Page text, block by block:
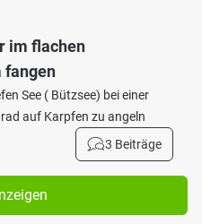
im flachen
fangen
See ( Bützsee) bei einer
auf Karpfen zu angeln
3 Beiträge